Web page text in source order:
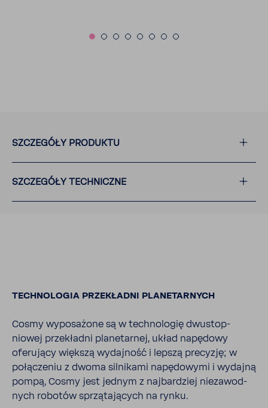
SZCZE­GÓŁY PRODUKTU
SZCZE­GÓŁY TECH­NICZNE
TECH­NO­LOGIA PRZE­KŁADNI PLANE­TAR­NYCH
Cosmy wypo­sa­żone są w tech­no­logię dwustop­
niowej prze­kładni plane­tarnej, układ napę­dowy
oferu­jący większą wydaj­ność i lepszą precyzję; w
połą­czeniu z dwoma silni­kami napę­do­wymi i wydajną
pompą, Cosmy jest jednym z najbar­dziej nieza­wod­
nych robotów sprzą­ta­ją­cych na rynku.